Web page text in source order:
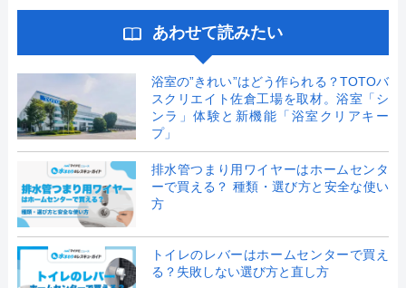
あわせて読みたい
浴室の”きれい”はどう作られる？TOTOバ
スクリエイト佐倉工場を取材。浴室「シ
ンラ」体験と新機能「浴室クリアキー
プ」
排水管つまり用ワイヤーはホームセンタ
ーで買える？ 種類・選び方と安全な使い
方
トイレのレバーはホームセンターで買え
る？失敗しない選び方と直し方